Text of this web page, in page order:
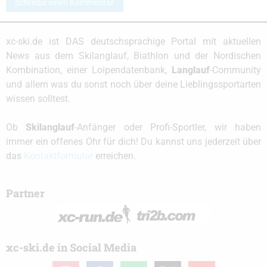
Schreibe einen Kommentar
xc-ski.de ist DAS deutschsprachige Portal mit aktuellen
News aus dem Skilanglauf, Biathlon und der Nordischen
Kombination, einer Loipendatenbank, Langlauf-Community
und allem was du sonst noch über deine Lieblingssportarten
wissen solltest.
Ob Skilanglauf-Anfänger oder Profi-Sportler, wir haben
immer ein offenes Ohr für dich! Du kannst uns jederzeit über
das
erreichen.
Partner
xc-ski.de in Social Media